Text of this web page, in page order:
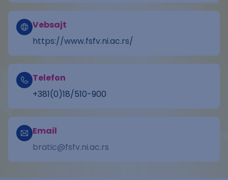
Vebsajt
https://www.fsfv.ni.ac.rs/
Telefon
+381(0)18/510-900
Email
bratic@fsfv.ni.ac.rs